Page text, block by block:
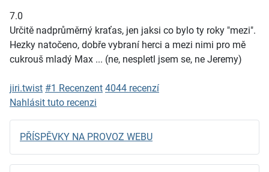
7.0
Určitě nadprůměrný kraťas, jen jaksi co bylo ty roky "mezi".
Hezky natočeno, dobře vybraní herci a mezi nimi pro mě
cukrouš mladý Max ... (ne, nespletl jsem se, ne Jeremy)
jiri.twist #1 Recenzent 4044 recenzí
Nahlásit tuto recenzi
PŘÍSPĚVKY NA PROVOZ WEBU